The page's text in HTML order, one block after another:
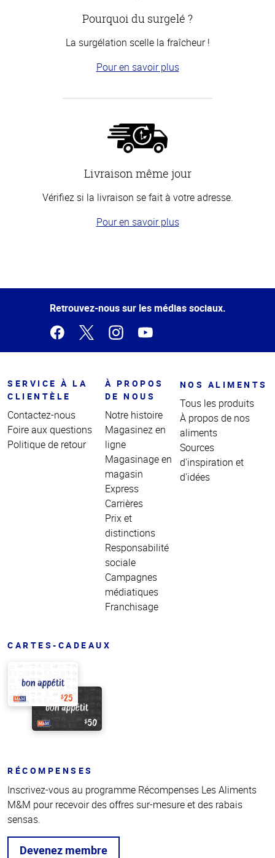
Pourquoi du surgelé ?
La surgélation scelle la fraîcheur !
Pour en savoir plus
Livraison même jour
Vérifiez si la livraison se fait à votre adresse.
Pour en savoir plus
de la
Retrouvez-nous sur les médias sociaux.
SERVICE À LA
CLIENTÈLE
Contactez-nous
Foire aux questions
Politique de retour
À PROPOS
DE NOUS
Notre histoire
Magasinez en
ligne
Magasinage en
magasin
Express
Carrières
Prix et
distinctions
Responsabilité
sociale
Campagnes
médiatiques
Franchisage
NOS ALIMENTS
Tous les produits
À propos de nos
aliments
Sources
d'inspiration et
d'idées
CARTES-CADEAUX
RÉCOMPENSES
Inscrivez-vous au programme Récompenses Les Aliments
M&M pour recevoir des offres sur-mesure et des rabais
sensas.
Devenez membre